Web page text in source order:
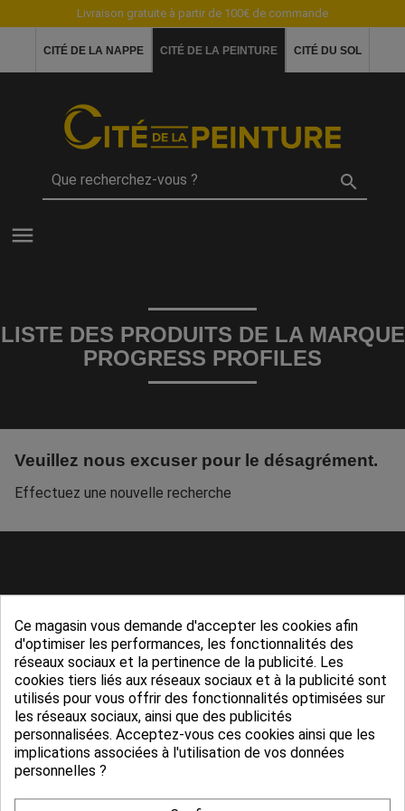
Livraison gratuite à partir de 100€ de commande
CITÉ DE LA NAPPE CITÉ DE LA PEINTURE CITÉ DU SOL

menu
LISTE DES PRODUITS DE LA MARQUE
PROGRESS PROFILES
Veuillez nous excuser pour le désagrément.
Effectuez une nouvelle recherche
Service client
05 65 74 58 60
CGV
Ce magasin vous demande d'accepter les cookies afin
d'optimiser les performances, les fonctionnalités des
réseaux sociaux et la pertinence de la publicité. Les
cookies tiers liés aux réseaux sociaux et à la publicité sont
utilisés pour vous offrir des fonctionnalités optimisées sur
les réseaux sociaux, ainsi que des publicités
personnalisées. Acceptez-vous ces cookies ainsi que les
implications associées à l'utilisation de vos données
personnelles ?